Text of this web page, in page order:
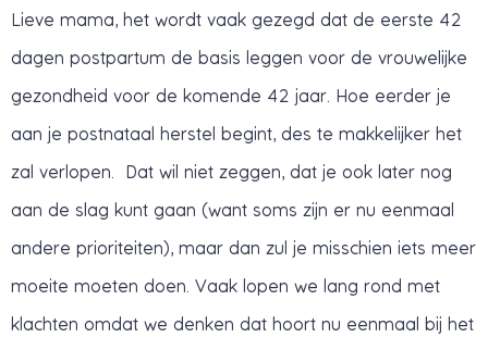
Lieve mama, het wordt vaak gezegd dat de eerste 42
dagen postpartum de basis leggen voor de vrouwelijke
gezondheid voor de komende 42 jaar. Hoe eerder je
aan je postnataal herstel begint, des te makkelijker het
zal verlopen. Dat wil niet zeggen, dat je ook later nog
aan de slag kunt gaan (want soms zijn er nu eenmaal
andere prioriteiten), maar dan zul je misschien iets meer
moeite moeten doen. Vaak lopen we lang rond met
klachten omdat we denken dat hoort nu eenmaal bij het